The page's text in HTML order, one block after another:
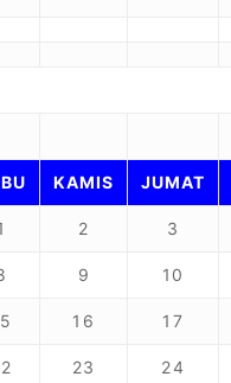
KAMIS JUMAT
2 3
9 10
16 17
23 24